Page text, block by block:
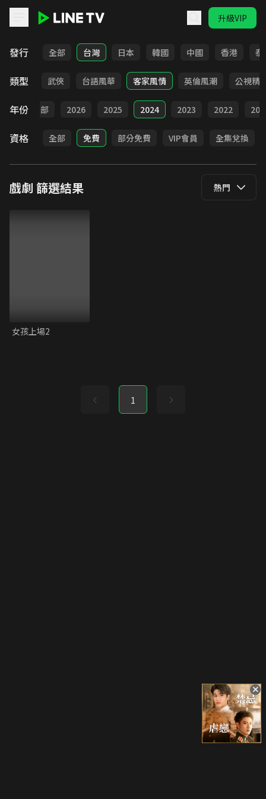
升級VIP
發行 全部 台灣 日本 韓國 中國 香港 泰
類型
時代 武俠 台語風華 客家風情 英倫風潮 公視精
年份 全部 2026 2025 2024 2023 2022
資格 全部 免費 部分免費 VIP會員 全集兌換
戲劇 篩選結果 熱門
女孩上場2
1